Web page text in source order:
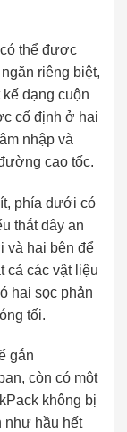
thể được
riêng biệt,
dạng cuộn
cố định ở hai
nhập và
cao tốc.
phía dưới có
thắt dây an
và hai bên để
cả các vật liệu
hai sọc phản
tối.
gắn
còn có một
không bị
như hầu hết